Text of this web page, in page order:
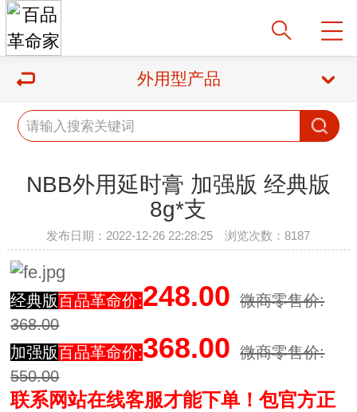
外用型产品
NBB外用延时膏 加强版 经典版
8g*支
发布日期：2022-12-26 22:28:25 浏览次数：8187
经典版百品革命价:248.00
微商零售价:
368.00
加强版百品革命价:368.00
微商零售价:
550.00
联系网站在线客服才能下单！包官方正